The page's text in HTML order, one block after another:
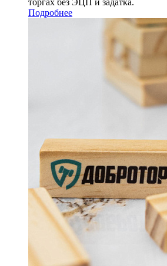
торгах без ЭЦП и задатка.
Подробнее